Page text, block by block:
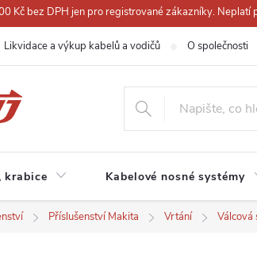
Kč bez DPH jen pro registrované zákazníky. Neplatí
Likvidace a výkup kabelů a vodičů O společnosti
krabice Kabelové nosné systémy
Příslušenství Makita Vrtání Válcová